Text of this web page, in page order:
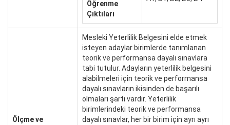
Öğrenme
Çıktıları
Ölçme ve
Mesleki Yeterlilik Belgesini elde etmek
isteyen adaylar birimlerde tanımlanan
teorik ve performansa dayalı sınavlara
tabi tutulur. Adayların yeterlilik belgesini
alabilmeleri için teorik ve performansa
dayalı sınavların ikisinden de başarılı
olmaları şartı vardır. Yeterlilik
birimlerindeki teorik ve performansa
dayalı sınavlar, her bir birim için ayrı ayrı